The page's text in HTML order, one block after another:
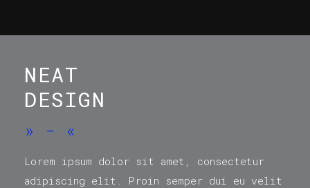
NEAT
DESIGN
» - «
Lorem ipsum dolor sit amet, consectetur
adipiscing elit. Proin semper dui eu velit